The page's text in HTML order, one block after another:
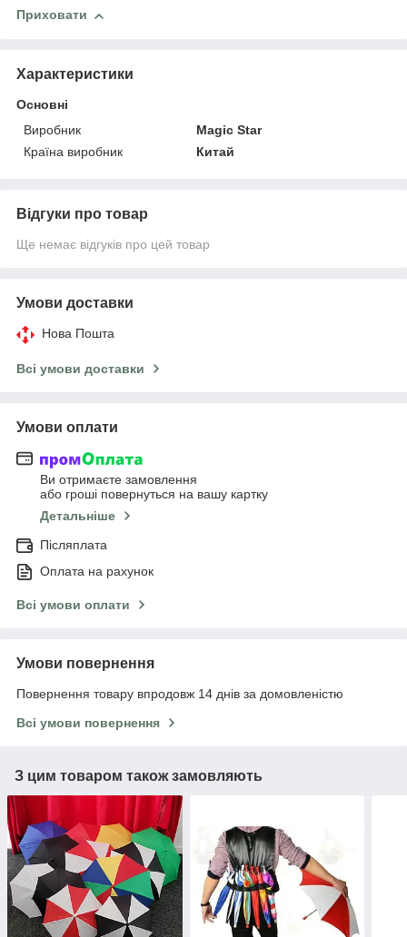
Приховати
Характеристики
Основні
Виробник
Magic Star
Країна виробник
Китай
Відгуки про товар
Ще немає відгуків про цей товар
Умови доставки
Нова Пошта
Всі умови доставки
Умови оплати
Ви отримаєте замовлення
або гроші повернуться на вашу картку
Детальніше
Післяплата
Оплата на рахунок
Всі умови оплати
Умови повернення
Повернення товару впродовж 14 днів за домовленістю
Всі умови повернення
З цим товаром також замовляють